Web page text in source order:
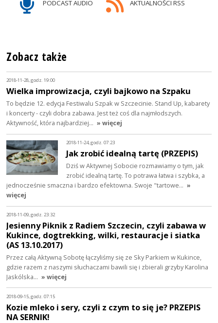
PODCAST AUDIO AKTUALNOŚCI RSS
Zobacz także
2018-11-28, godz. 19:00
Wielka improwizacja, czyli bajkowo na Szpaku
To będzie 12. edycja Festiwalu Szpak w Szczecinie. Stand Up, kabarety
i koncerty - czyli dobra zabawa. Jest też coś dla najmłodszych.
Aktywność, która najbardziej… » więcej
2018-11-24, godz. 07:23
Jak zrobić idealną tartę (PRZEPIS)
Dziś w Aktywnej Sobocie rozmawiamy o tym, jak
zrobić idealną tartę. To potrawa łatwa i szybka, a
jednocześnie smaczna i bardzo efektowna. Swoje "tartowe… »
więcej
2018-11-09, godz. 23:32
Jesienny Piknik z Radiem Szczecin, czyli zabawa w
Kukince, dogtrekking, wilki, restauracje i siatka
(AS 13.10.2017)
Przez całą Aktywną Sobotę łączyliśmy się ze Sky Parkiem w Kukince,
gdzie razem z naszymi słuchaczami bawili się i zbierali grzyby Karolina
Jaskólska… » więcej
2018-09-15, godz. 07:15
Kozie mleko i sery, czyli z czym to się je? PRZEPIS
NA SERNIK!